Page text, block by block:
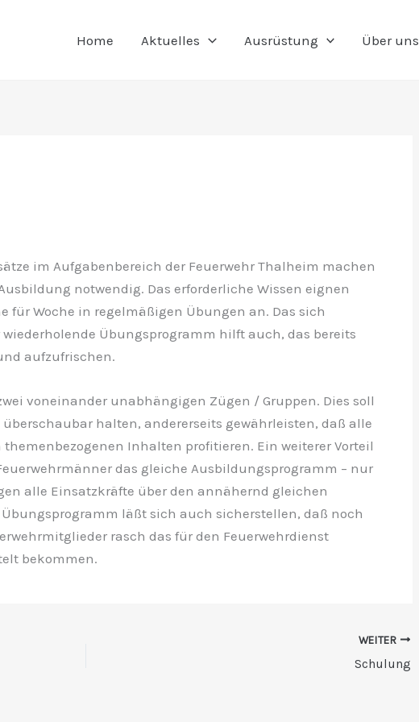
Home Aktuelles Ausrüstung Über uns
im Aufgabenbereich der Feuerwehr Thalheim machen
notwendig. Das erforderliche Wissen eignen
für Woche in regelmäßigen Übungen an. Das sich
Übungsprogramm hilft auch, das bereits
aufzufrischen.
voneinander unabhängigen Zügen / Gruppen. Dies soll
halten, andererseits gewährleisten, daß alle
Inhalten profitieren. Ein weiterer Vorteil
das gleiche Ausbildungsprogramm – nur
alle Einsatzkräfte über den annähernd gleichen
läßt sich auch sicherstellen, daß noch
rasch das für den Feuerwehrdienst
bekommen.
WEITER
Schulung